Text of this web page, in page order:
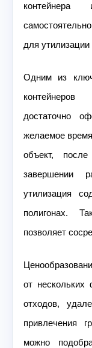
контейнера
для утилизации
Одним из
достаточно
желаемое
объект,
завершении
утилизация
полигонах.
позволяет
от нескольких
отходов,
привлечения
можно